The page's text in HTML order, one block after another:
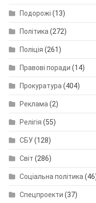
Подорожі (13)
Політика(272)
Поліція (261)
Правові поради (14)
Прокуратура(404)
Реклама(2)
Релігія (55)
СБУ(128)
Світ (286)
Соціальна політика
Спецпроекти (37)